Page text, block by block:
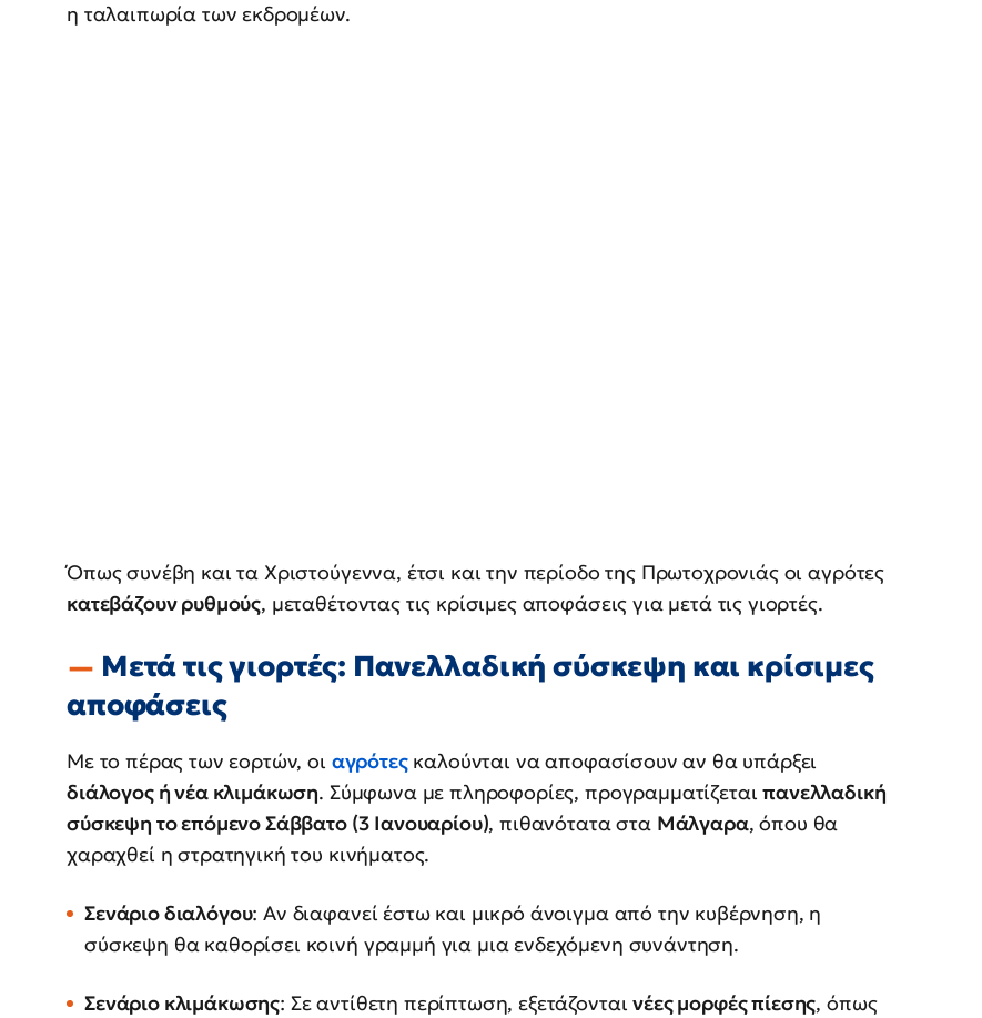
η ταλαιπωρία των εκδρομέων.
Όπως συνέβη και τα Χριστούγεννα, έτσι και την περίοδο της Πρωτοχρονιάς οι αγρότες
κατεβάζουν ρυθμούς, μεταθέτοντας τις κρίσιμες αποφάσεις για μετά τις γιορτές.
Μετά τις γιορτές: Πανελλαδική σύσκεψη και κρίσιμες
αποφάσεις
Με το πέρας των εορτών, οι αγρότεςκαλούνται να αποφασίσουν αν θα υπάρξει
διάλογος ή νέα κλιμάκωση. Σύμφωνα με πληροφορίες, προγραμματίζεταιπανελλαδική
σύσκεψη το επόμενο Σάββατο (3 Ιανουαρίου), πιθανότατα στα Μάλγαρα, όπου θα
χαραχθεί η στρατηγική του κινήματος.
Σενάριο διαλόγου: Αν διαφανεί έστω και μικρό άνοιγμα από την κυβέρνηση, η
σύσκεψη θα καθορίσει κοινή γραμμή για μια ενδεχόμενη συνάντηση.
Σενάριο κλιμάκωσης: Σε αντίθετη περίπτωση, εξετάζονταινέες μορφές πίεσης, όπως